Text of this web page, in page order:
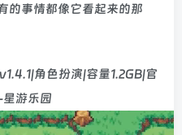
的事情都像它看起来的那